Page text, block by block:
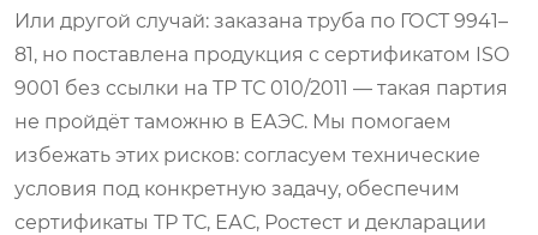
Или другой случай: заказана труба по ГОСТ 9941–
81, но поставлена продукция с сертификатом ISO
9001 без ссылки на ТР ТС 010/2011 — такая партия
не пройдёт таможню в ЕАЭС. Мы помогаем
избежать этих рисков: согласуем технические
условия под конкретную задачу, обеспечим
сертификаты ТР ТС, ЕАС, Ростест и декларации